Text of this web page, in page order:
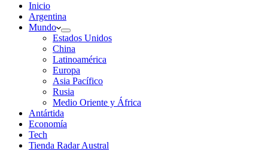
Inicio
Argentina
Mundo
Estados Unidos
China
Latinoamérica
Europa
Asia Pacífico
Rusia
Medio Oriente y África
Antártida
Economía
Tech
Tienda Radar Austral